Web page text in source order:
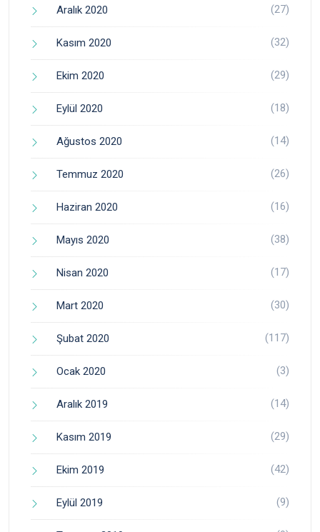
Aralık 2020 (27)
Kasım 2020 (32)
Ekim 2020 (29)
Eylül 2020 (18)
Ağustos 2020 (14)
Temmuz 2020 (26)
Haziran 2020 (16)
Mayıs 2020 (38)
Nisan 2020 (17)
Mart 2020 (30)
Şubat 2020 (117)
Ocak 2020 (3)
Aralık 2019 (14)
Kasım 2019 (29)
Ekim 2019 (42)
Eylül 2019 (9)